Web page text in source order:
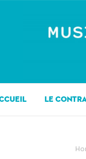
DE
EN
LE